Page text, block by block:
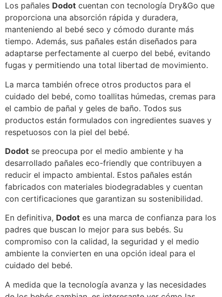
Los pañales Dodot cuentan con tecnología Dry&Go que
proporciona una absorción rápida y duradera,
manteniendo al bebé seco y cómodo durante más
tiempo. Además, sus pañales están diseñados para
adaptarse perfectamente al cuerpo del bebé, evitando
fugas y permitiendo una total libertad de movimiento.
La marca también ofrece otros productos para el
cuidado del bebé, como toallitas húmedas, cremas para
el cambio de pañal y geles de baño. Todos sus
productos están formulados con ingredientes suaves y
respetuosos con la piel del bebé.
Dodot se preocupa por el medio ambiente y ha
desarrollado pañales eco-friendly que contribuyen a
reducir el impacto ambiental. Estos pañales están
fabricados con materiales biodegradables y cuentan
con certificaciones que garantizan su sostenibilidad.
En definitiva, Dodot es una marca de confianza para los
padres que buscan lo mejor para sus bebés. Su
compromiso con la calidad, la seguridad y el medio
ambiente la convierten en una opción ideal para el
cuidado del bebé.
A medida que la tecnología avanza y las necesidades